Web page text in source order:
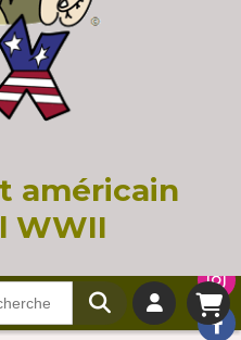
américain
WWII